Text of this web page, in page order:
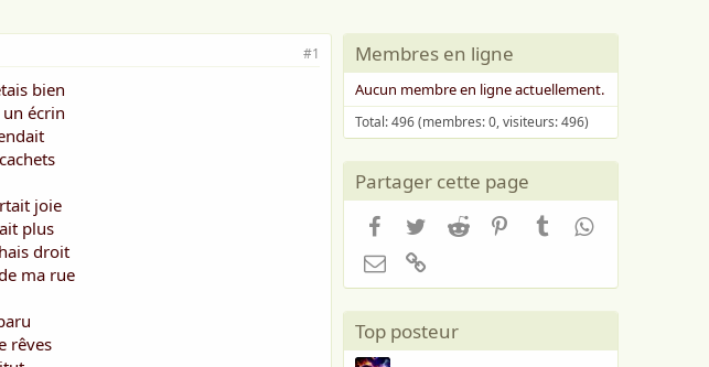
#1
bien
écrin
joie
plus
droit
ma rue
rêves
Membres en ligne
Aucun membre en ligne actuellement.
Total: 496 (membres: 0, visiteurs: 496)
Partager cette page
Facebook
TwitterReddit PinterestTumblrWhatsApp
Email
Top posteur